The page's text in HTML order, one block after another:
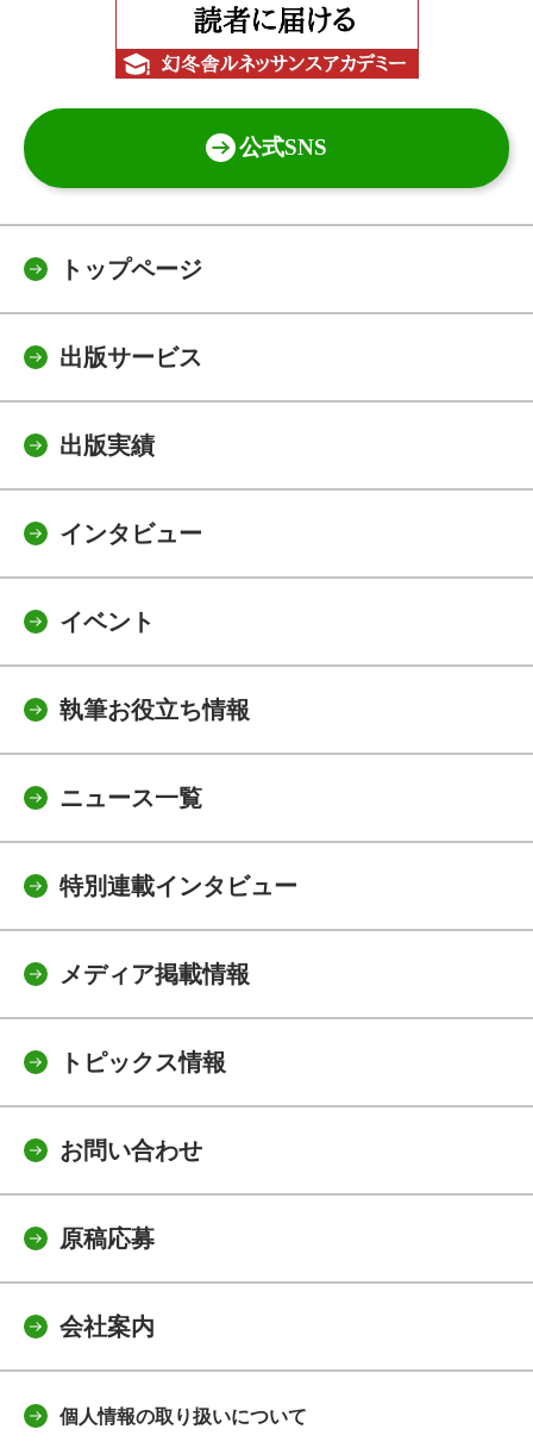
公式SNS
トップページ
出版サービス
出版実績
インタビュー
イベント
執筆お役立ち情報
ニュース一覧
特別連載インタビュー
メディア掲載情報
トピックス情報
お問い合わせ
原稿応募
会社案内
個人情報の取り扱いについて